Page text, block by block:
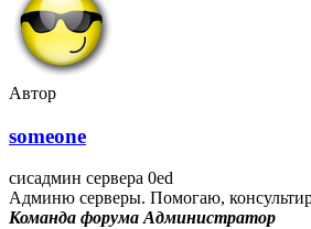
Автор
someone
сисадмин сервера 0ed
Админю серверы. Помогаю,
Команда форума Администратор